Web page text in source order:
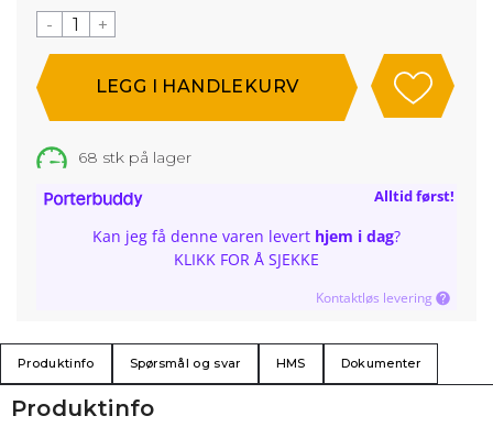
- +
68 stk på lager
Alltid først!
Kan jeg få denne varen levert hjem i dag?
KLIKK FOR Å SJEKKE
Kontaktløs levering
Produktinfo Spørsmål og svar HMS Dokumenter
Produktinfo